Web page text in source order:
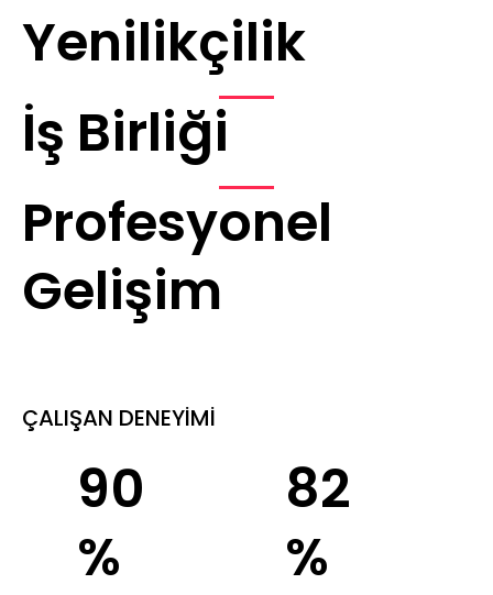
ortaklarımıza değer sunuyoruz.
Yenilikçilik
İş Birliği
Profesyonel
Gelişim
ÇALIŞAN DENEYİMİ
90
%
82
%